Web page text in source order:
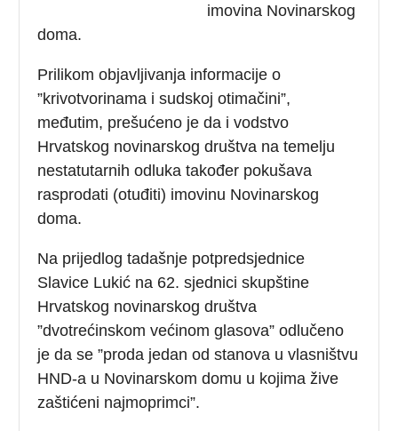
imovina Novinarskog
doma.
Prilikom objavljivanja informacije o
”krivotvorinama i sudskoj otimačini”,
međutim, prešućeno je da i vodstvo
Hrvatskog novinarskog društva na temelju
nestatutarnih odluka također pokušava
rasprodati (otuđiti) imovinu Novinarskog
doma.
Na prijedlog tadašnje potpredsjednice
Slavice Lukić na 62. sjednici skupštine
Hrvatskog novinarskog društva
”dvotrećinskom većinom glasova” odlučeno
je da se ”proda jedan od stanova u vlasništvu
HND-a u Novinarskom domu u kojima žive
zaštićeni najmoprimci”.